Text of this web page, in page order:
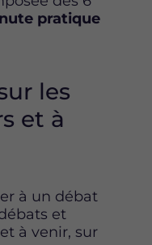
pratique
les
et à
à un débat
et
à venir, sur